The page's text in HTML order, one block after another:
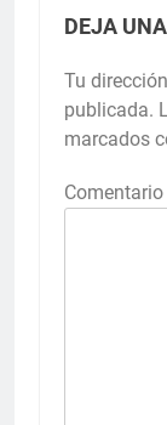
DEJA
Tu
publicada.
marcados
Comentario